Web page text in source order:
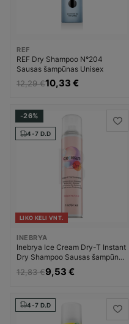
REF
REF Dry Shampoo N°204
Sausas šampūnas Unisex
12,29 €10,33 €
-26%
4-7 D.D
LIKO KELI VNT.
INEBRYA
Inebrya Ice Cream Dry-T Instant
Dry Shampoo Sausas šampūnas
Unisex
12,83 €9,53 €
4-7 D.D